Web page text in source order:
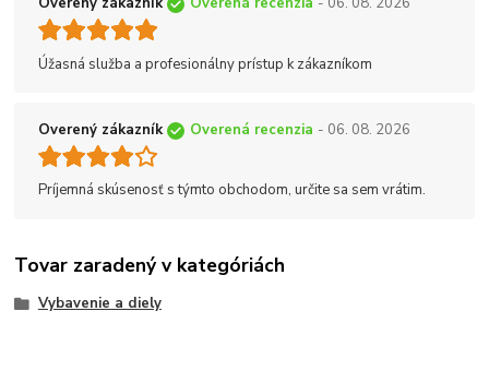
Úžasná služba a profesionálny prístup k zákazníkom
Overený zákazník Overená recenzia - 06. 08. 2026
Príjemná skúsenosť s týmto obchodom, určite sa sem vrátim.
Tovar zaradený v kategóriách
Vybavenie a diely